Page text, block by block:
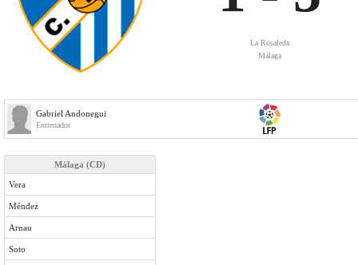
La Rosaleda
Málaga
Gabriel Andonegui
Entrenador
Málaga (CD)
Vera
Méndez
Arnau
Soto